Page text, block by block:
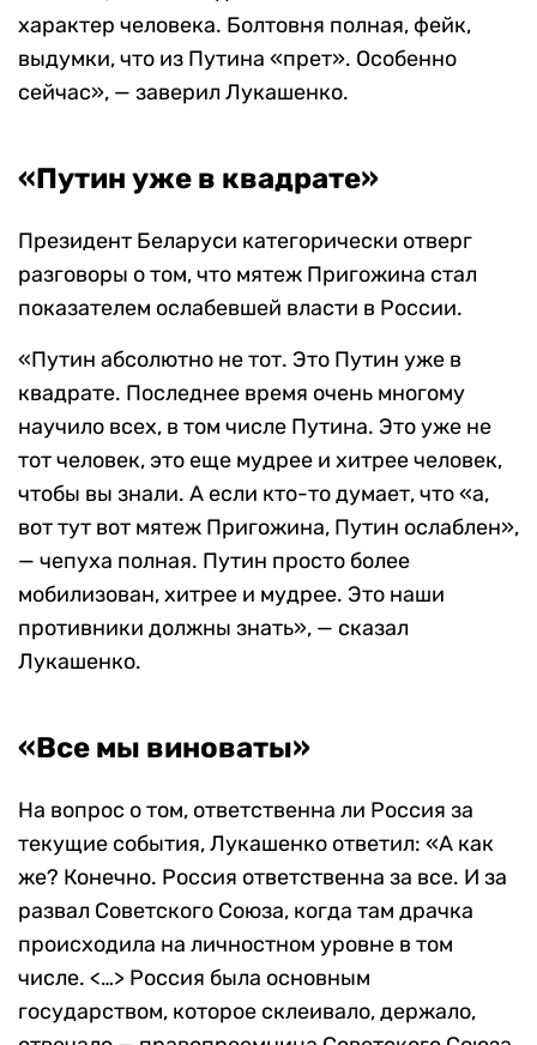
характер человека. Болтовня полная, фейк,
выдумки, что из Путина «прет». Особенно
сейчас», — заверил Лукашенко.
«Путин уже в квадрате»
Президент Беларуси категорически отверг
разговоры о том, что мятеж Пригожина стал
показателем ослабевшей власти в России.
«Путин абсолютно не тот. Это Путин уже в
квадрате. Последнее время очень многому
научило всех, в том числе Путина. Это уже не
тот человек, это еще мудрее и хитрее человек,
чтобы вы знали. А если кто-то думает, что «а,
вот тут вот мятеж Пригожина, Путин ослаблен»,
— чепуха полная. Путин просто более
мобилизован, хитрее и мудрее. Это наши
противники должны знать», — сказал
Лукашенко.
«Все мы виноваты»
На вопрос о том, ответственна ли Россия за
текущие события, Лукашенко ответил: «А как
же? Конечно. Россия ответственна за все. И за
развал Советского Союза, когда там драчка
происходила на личностном уровне в том
числе. <…> Россия была основным
государством, которое склеивало, держало,